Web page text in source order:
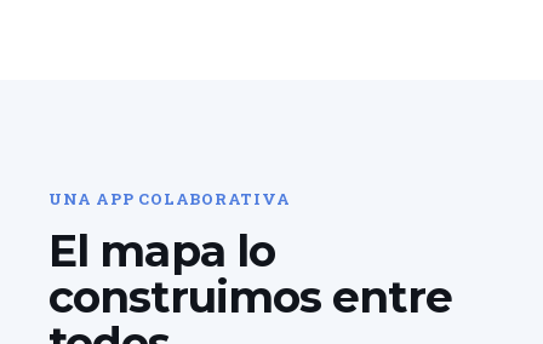
UNA APP COLABORATIVA
El mapa lo
construimos entre